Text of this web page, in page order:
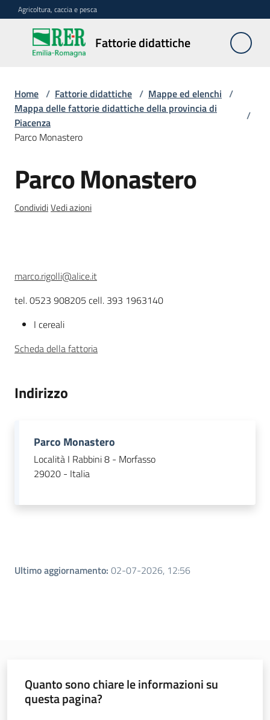
Vai al contenuto
Vai alla navigazione
Vai al footer
Agricoltura, caccia e pesca
Fattorie didattiche
Fattorie
didattiche
Trova
sulla
mappa
Requisiti
necessari
Corsi
Agricoltura
pesca
Argomenti
Novità
Leggi atti bandi
Home / Fattorie didattiche / Mappe ed elenchi /
Mappa delle fattorie didattiche della provincia di
Piacenza
/
Parco Monastero
Salta al contenuto
Parco Monastero
CondividiVedi azioni
Descrizione
marco.rigolli@alice.it
tel. 0523 908205 cell. 393 1963140
I cereali
Scheda della fattoria
Indirizzo
Parco Monastero
Località I Rabbini 8 - Morfasso
29020 - Italia
Ultimo aggiornamento: 02-07-2026, 12:56
Quanto sono chiare le informazioni su
questa pagina?